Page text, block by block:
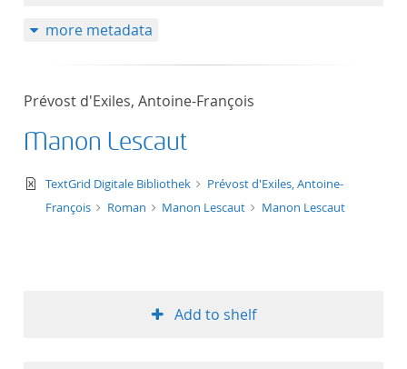
more metadata
Prévost d'Exiles, Antoine-François
Manon Lescaut
text/xml
TextGrid Digitale Bibliothek
Prévost d'Exiles, Antoine-
François
Roman Manon Lescaut Manon Lescaut
Add to shelf